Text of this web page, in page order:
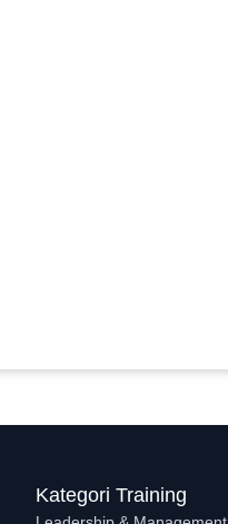
Kategori Training